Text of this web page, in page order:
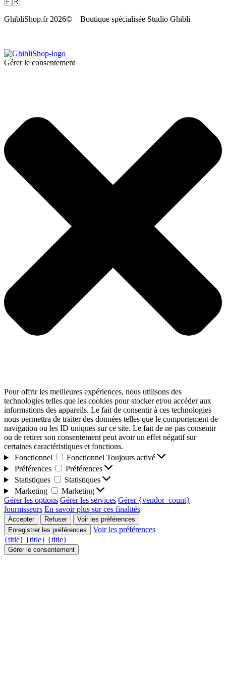
GhibliShop.fr 2026© – Boutique spécialisée Studio Ghibli
Gérer le consentement
Pour offrir les meilleures expériences, nous utilisons des
technologies telles que les cookies pour stocker et/ou accéder aux
informations des appareils. Le fait de consentir à ces technologies
nous permettra de traiter des données telles que le comportement de
navigation ou les ID uniques sur ce site. Le fait de ne pas consentir
ou de retirer son consentement peut avoir un effet négatif sur
certaines caractéristiques et fonctions.
Fonctionnel
Fonctionnel Toujours activé
Préférences
Préférences
Statistiques
Statistiques
Marketing
Marketing
Gérer les options Gérer les services Gérer {vendor_count}
fournisseurs En savoir plus sur ces finalités
Accepter Refuser
Voir les préférences
Enregistrer les préférences
Voir les préférences
{title} {title} {title}
Gérer le consentement